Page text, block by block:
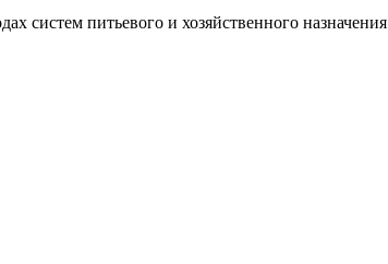
систем питьевого и хозяйственного назначения